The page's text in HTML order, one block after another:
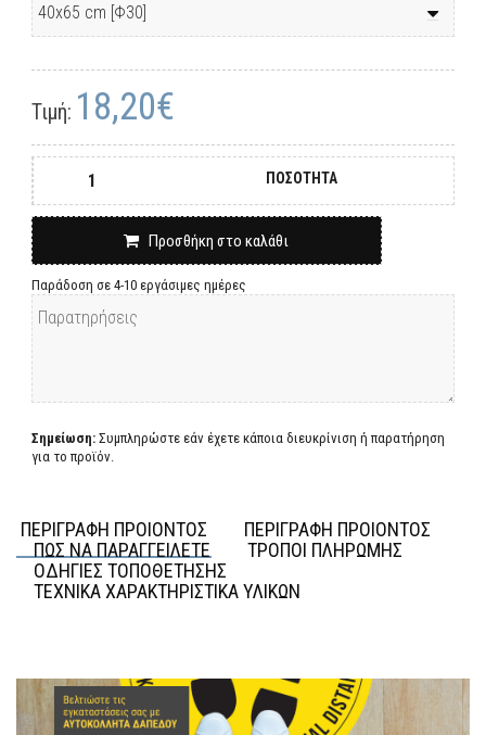
Τιμή: 18,20€
ΠΟΣΟΤΗΤΑ
Προσθήκη στο καλάθι
Παράδοση σε 4-10 εργάσιμες ημέρες
Σημείωση: Συμπληρώστε εάν έχετε κάποια διευκρίνιση ή παρατήρηση
για το προϊόν.
ΠΕΡΙΓΡΑΦΗ ΠΡΟΙΟΝΤΟΣ
ΠΕΡΙΓΡΑΦΗ ΠΡΟΙΟΝΤΟΣ
ΠΩΣ ΝΑ ΠΑΡΑΓΓΕΙΛΕΤΕ
ΤΡΟΠΟΙ ΠΛΗΡΩΜΗΣ
ΟΔΗΓΙΕΣ ΤΟΠΟΘΕΤΗΣΗΣ
ΤΕΧΝΙΚΑ ΧΑΡΑΚΤΗΡΙΣΤΙΚΑ ΥΛΙΚΩΝ